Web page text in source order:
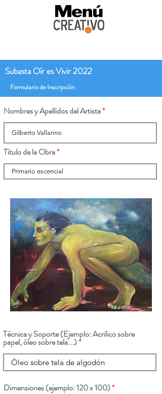
Subasta Oír es Vivir 2022
Formulario de Inscripción
Nombres y Apellidos del Artista
Título de la Obra
Técnica y Soporte (Ejemplo: Acrilico sobre
papel, óleo sobre tela...)
Dimensiones (ejemplo: 120 x 100)